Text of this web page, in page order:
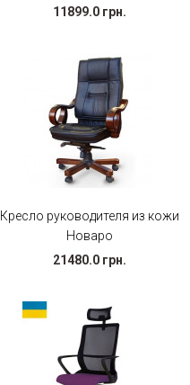
11899.0 грн.
Кресло руководителя из кожи
Новаро
21480.0 грн.